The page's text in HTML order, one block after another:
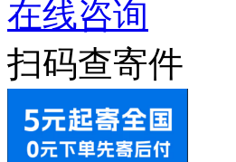
在线咨询
扫码查寄件